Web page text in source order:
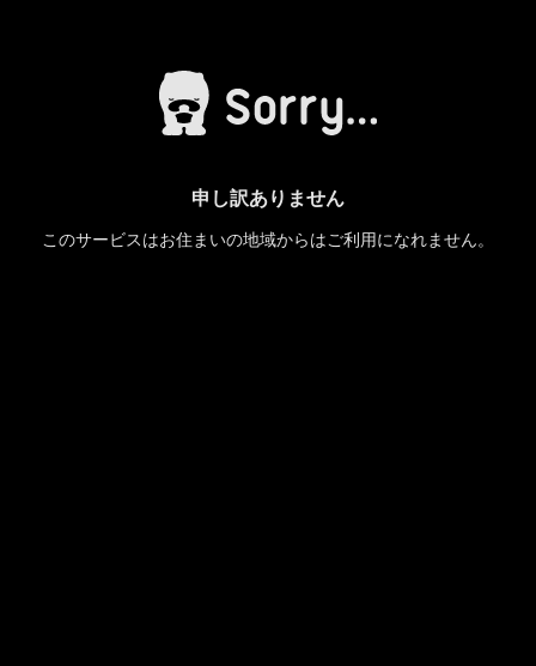
申し訳ありません
このサービスはお住まいの地域からはご利用になれません。